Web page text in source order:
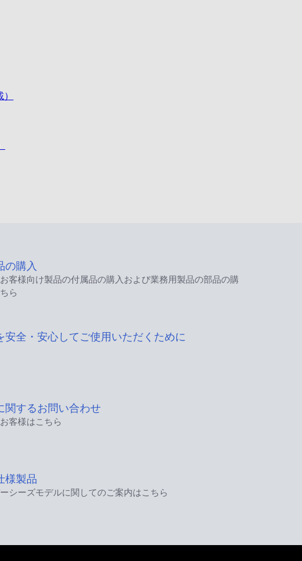
の購入
客様向け製品の付属品の購入および業務用製品の部品の購
ら
安全・安心してご使用いただくために
関するお問い合わせ
客様はこちら
様製品
シーズモデルに関してのご案内はこちら